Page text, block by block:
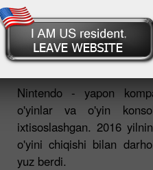
INSTAFOREKS
AKSIYALARINI
Nintendo - yapon
o'yinlar va o'yin
ixtisoslashgan. 2016
o'yini chiqishi bilan
yuz berdi.